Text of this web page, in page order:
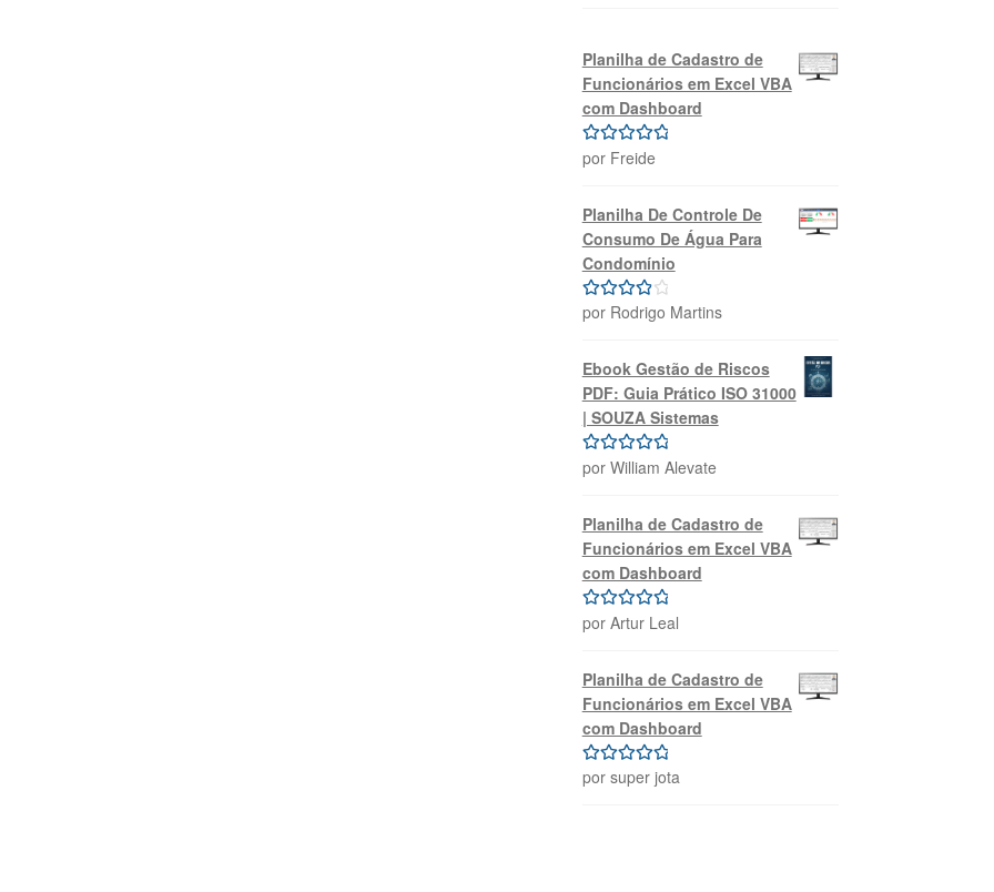
Planilha de Cadastro de
Funcionários em Excel VBA
com Dashboard
Avaliação5
por Freide
Planilha De Controle De
Consumo De Água Para
Condomínio
Avaliação
por Rodrigo Martins
Ebook Gestão de Riscos
PDF: Guia Prático ISO 31000
| SOUZA Sistemas
Avaliação5
por William Alevate
Planilha de Cadastro de
Funcionários em Excel VBA
com Dashboard
Avaliação 5
por Artur Leal
Planilha de Cadastro de
Funcionários em Excel VBA
com Dashboard
Avaliação5
por super jota